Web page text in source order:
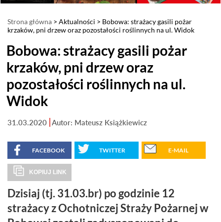
Strona główna > Aktualności > Bobowa: strażacy gasili pożar
krzaków, pni drzew oraz pozostałości roślinnych na ul. Widok
Bobowa: strażacy gasili pożar
krzaków, pni drzew oraz
pozostałości roślinnych na ul.
Widok
31.03.2020 Autor: Mateusz Książkiewicz
FACEBOOK TWITTER E-MAIL
KOPIUJ LINK
Dzisiaj (tj. 31.03.br) po godzinie 12
strażacy z Ochotniczej Straży Pożarnej w